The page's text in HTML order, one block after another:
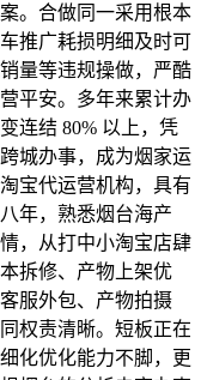
。合做同一采用根本
推广耗损明细及时可
量等违规操做，严酷
平安。多年来累计办
连结 80% 以上，凭
城办事，成为烟家运
宝代运营机构，具有
年，熟悉烟台海产
，从打中小淘宝店肆
拆修、产物上架优
服外包、产物拍摄
权责清晰。短板正在
化优化能力不脚，更